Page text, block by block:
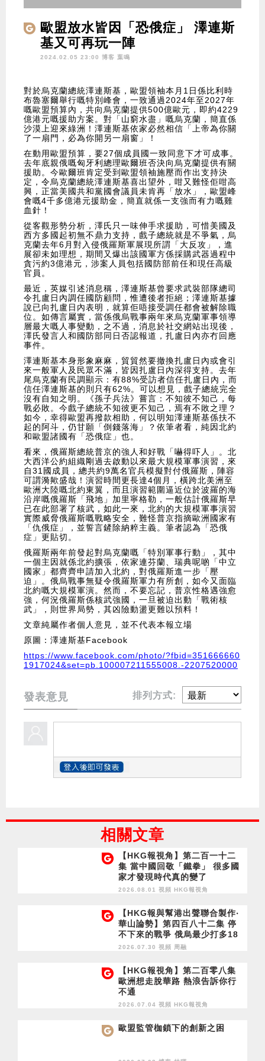
歐盟放水皆因「恐俄症」 澤連斯
基又可再玩一陣
2024.02.05 23:00 博客 葉鳴
對於烏克蘭總統澤連斯基，歐盟領袖本月1日係比利時
布魯塞爾舉行嘅特別峰會，一致通過2024年至2027年
嘅歐盟預算內，共向烏克蘭提供500億歐元，即約4229
億港元嘅援助方案。對「山窮水盡」嘅烏克蘭，簡直係
沙漠上迎來綠洲！澤連斯基依家必然相信「上帝為你關
了一扇門，必為你開另一扇窗」！
在動用歐盟預算，要27個成員國一致同意下才可成事。
去年底親俄嘅匈牙利總理歐爾班否決向烏克蘭提供有關
援助。今歐爾班肯定受到歐盟領袖施壓而作出支持決
定，令烏克蘭總統澤連斯基喜出望外，咁又難怪佢咁高
興，正當美國共和黨國會議員未肯再「放水」，歐盟峰
會嘅4千多億港元援助金，簡直就係一支強而有力嘅雞
血針！
從客觀形勢分析，澤氏只一味伸手求援助，可惜美國及
西方多國起初無不鼎力支持，戲子總統就是不爭氣，烏
克蘭去年6月對入侵俄羅斯軍展現所謂「大反攻」，進
展卻未如理想，期間又爆出該國軍方係採購武器過程中
貪污約3億港元，涉案人員包括國防部前任和現任高級
官員。
最近，英媒引述消息稱，澤連斯基曾要求武裝部隊總司
令扎盧日內調任國防顧問，惟遭後者拒絕；澤連斯基據
說已向扎盧日內表明，就算佢唔接受調任都會被解除職
位。如傳言屬實，當係俄烏戰事兩年來烏克蘭軍事領導
層最大嘅人事變動，之不過，消息於社交網站出現後，
澤氏發言人和國防部同日否認報道，扎盧日內亦冇回應
事件。
澤連斯基本身形象麻麻，貿貿然要撤換扎盧日內或會引
來一般軍人及民眾不滿，皆因扎盧日內深得支持。去年
尾烏克蘭有民調顯示：有88%受訪者信任扎盧日內，而
信任澤連斯基的則只有62%。可以想見，戲子總統完全
沒有自知之明。《孫子兵法》嘗言：不知彼不知己，每
戰必敗。今戲子總統不知彼更不知己，焉有不敗之理？
如今，幸得歐盟再撥款相助，何以明知澤連斯基係扶不
起的阿斗，仍甘願「倒錢落海」？依筆者看，純因北約
和歐盟諸國有「恐俄症」也。
看來，俄羅斯總統普京的強人和好戰「嚇得吓人」。北
大西洋公約組織剛過去啟動以來最大規模軍事演習，來
自31國成員，總共約9萬名官兵模擬對付俄羅斯，陣容
可謂漪歟盛哉！演習時間更長達4個月，橫跨北美洲至
歐洲大陸嘅北約東翼，而且演習範圍逼近位於波羅的海
沿岸嘅俄羅斯「飛地」加里寧格勒，一般估計俄羅斯早
已在此部署了核武，如此一來，北約的大規模軍事演習
實際威脅俄羅斯嘅戰略安全，難怪普京指摘歐洲國家有
「仇俄症」，並誓言鏟除納粹主義。筆者認為「恐俄
症」更貼切。
俄羅斯兩年前發起對烏克蘭嘅「特別軍事行動」，其中
一個主因就係北約擴張，依家連芬蘭、瑞典呢啲「中立
國家」都齊齊申請加入北約，對俄羅斯進一步「壓
迫」。俄烏戰事無疑令俄羅斯軍力有所創，如今又面臨
北約嘅大規模軍演。然而，不要忘記，普京性格遇強愈
強，何況俄羅斯係核武強國，一旦被迫出動「戰術核
武」，則世界局勢，其凶險動盪更難以預料！
文章純屬作者個人意見，並不代表本報立場
原圖：澤連斯基Facebook
https://www.facebook.com/photo/?fbid=351666660
1917024&set=pb.100007211555008.-2207520000
發表意見 排列方式:
相關文章
【HKG報視角】第二百一十二
集 當中國回敬「鐵拳」 很多國
家才發現時代真的變了
2026.08.01 視頻 HKG報視角
【HKG報與幫港出聲聯合製作‧
華山論勢】第四百八十二集 停
不下來的戰爭 俄烏最少打多18
個月？
2026.07.30 視頻 周融
【HKG報視角】第二百零八集
歐洲想走脫華路 熱浪告訴你行
不通
2026.07.04 視頻 HKG報視角
歐盟監管枷鎖下的創新之困